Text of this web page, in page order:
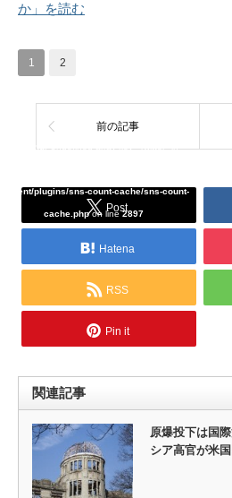
か」を読む
1 2
前の記事
Post
plugins/sns-count-cache/sns-count-
cache.phpon line2897
Hatena
RSS
Pin it
関連記事
原爆投下は国
シア高官が米